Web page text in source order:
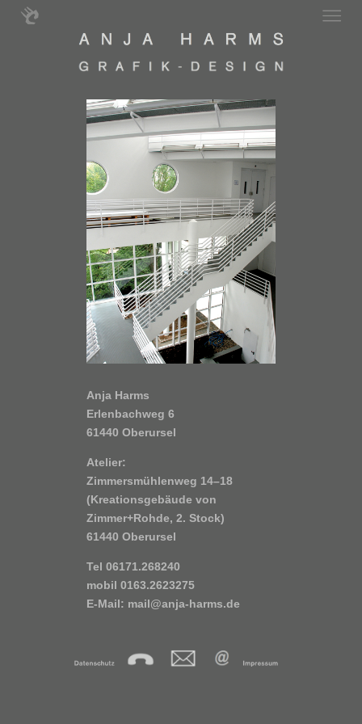
Anja Harms
Erlenbachweg 6
61440 Oberursel
Atelier:
Zimmersmühlenweg 14–18
(Kreationsgebäude von
Zimmer+Rohde, 2. Stock)
61440 Oberursel
Tel 06171.268240
mobil 0163.2623275
E-Mail: mail@anja-harms.de